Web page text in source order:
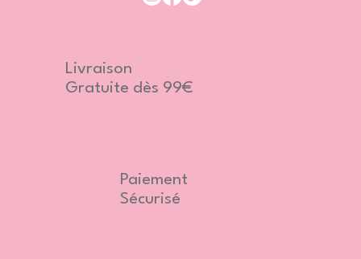
Livraison
Gratuite dès 99€
Paiement
Sécurisé